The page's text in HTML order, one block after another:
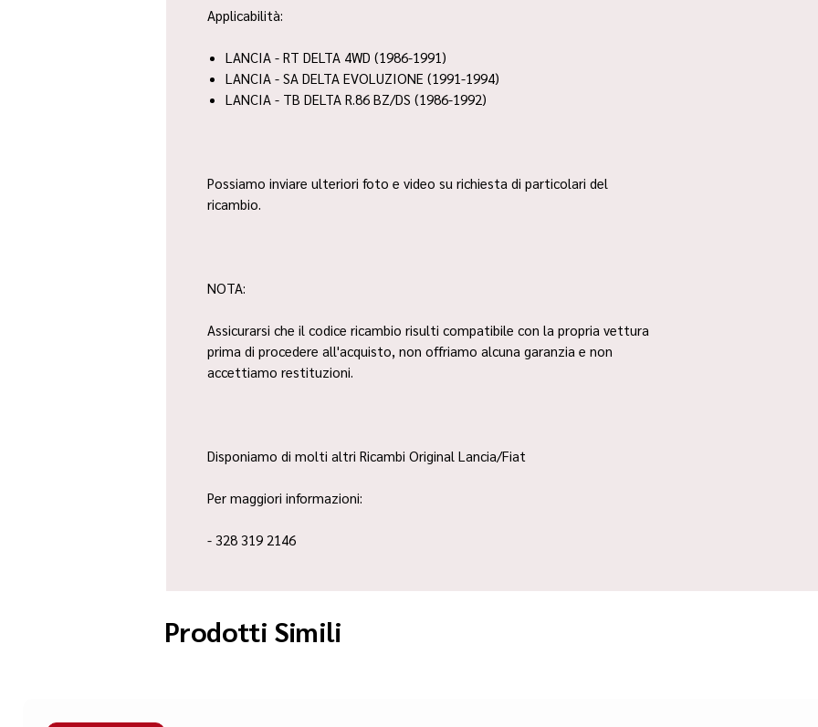
Applicabilità:
LANCIA - RT DELTA 4WD (1986-1991)
LANCIA - SA DELTA EVOLUZIONE (1991-1994)
LANCIA - TB DELTA R.86 BZ/DS (1986-1992)
Possiamo inviare ulteriori foto e video su richiesta di particolari del
ricambio.
NOTA:
Assicurarsi che il codice ricambio risulti compatibile con la propria vettura
prima di procedere all'acquisto, non offriamo alcuna garanzia e non
accettiamo restituzioni.
Disponiamo di molti altri Ricambi Original Lancia/Fiat
Per maggiori informazioni:
- 328 319 2146
Prodotti Simili